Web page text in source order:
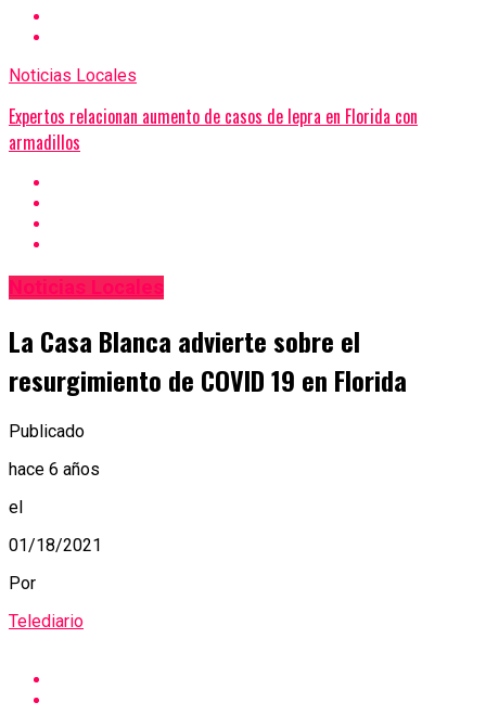
Noticias Locales
Expertos relacionan aumento de casos de lepra en Florida con
armadillos
Noticias Locales
La Casa Blanca advierte sobre el
resurgimiento de COVID 19 en Florida
Publicado
hace 6 años
el
01/18/2021
Por
Telediario